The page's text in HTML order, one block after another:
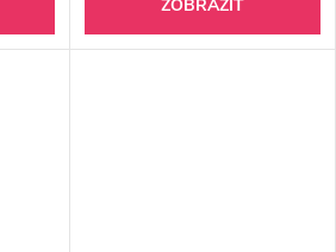
ZOBRAZIT